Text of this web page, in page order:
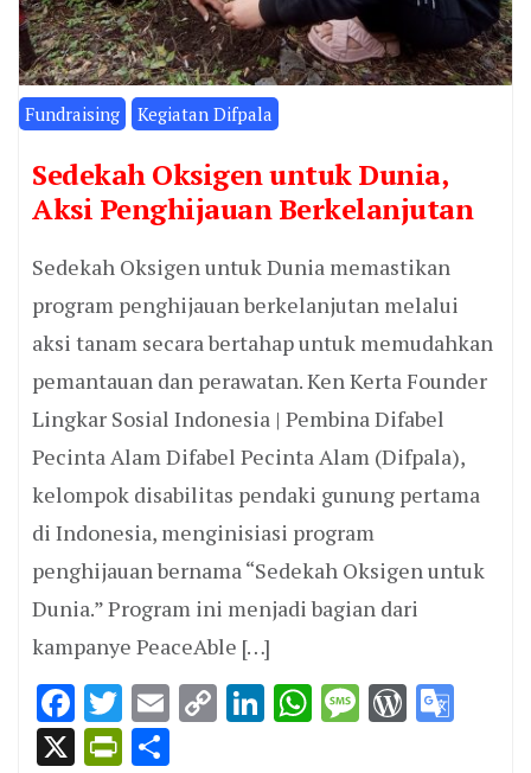
Fundraising Kegiatan Difpala
Sedekah Oksigen untuk Dunia,
Aksi Penghijauan Berkelanjutan
Sedekah Oksigen untuk Dunia memastikan
program penghijauan berkelanjutan melalui
aksi tanam secara bertahap untuk memudahkan
pemantauan dan perawatan. Ken Kerta Founder
Lingkar Sosial Indonesia | Pembina Difabel
Pecinta Alam Difabel Pecinta Alam (Difpala),
kelompok disabilitas pendaki gunung pertama
di Indonesia, menginisiasi program
penghijauan bernama “Sedekah Oksigen untuk
Dunia.” Program ini menjadi bagian dari
kampanye PeaceAble […]
Facebook
Twitter
EmailCopyLinkedIn
WhatsApp
Message
X PrintFriendly